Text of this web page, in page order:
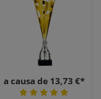
a causa de 13,73 €*